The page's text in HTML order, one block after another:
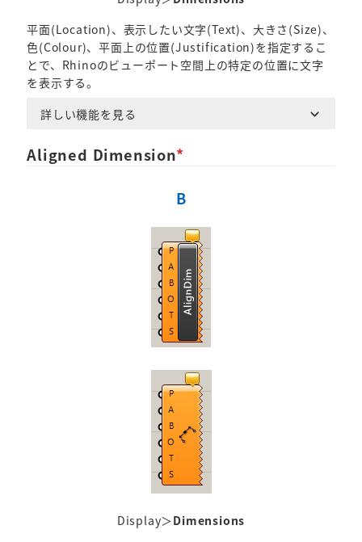
平面(Location)、表示したい文字(Text)、大きさ(Size)、
色(Colour)、平面上の位置(Justification)を指定するこ
とで、Rhinoのビューポート空間上の特定の位置に文字
を表示する。
詳しい機能を見る
Aligned Dimension*
B
Display＞Dimensions